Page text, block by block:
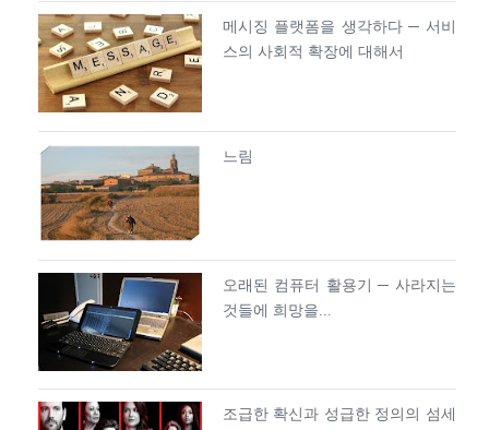
메시징 플랫폼을 생각하다 ─ 서비
스의 사회적 확장에 대해서
느림
오래된 컴퓨터 활용기 ─ 사라지는
것들에 희망을...
조급한 확신과 성급한 정의의 섬세